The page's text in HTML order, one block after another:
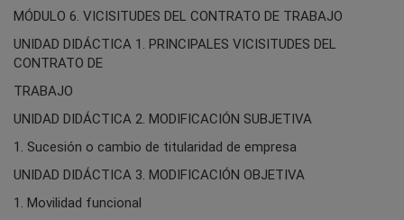
MÓDULO 6. VICISITUDES DEL CONTRATO DE TRABAJO
UNIDAD DIDÁCTICA 1. PRINCIPALES VICISITUDES DEL
CONTRATO DE
TRABAJO
UNIDAD DIDÁCTICA 2. MODIFICACIÓN SUBJETIVA
1. Sucesión o cambio de titularidad de empresa
UNIDAD DIDÁCTICA 3. MODIFICACIÓN OBJETIVA
1. Movilidad funcional